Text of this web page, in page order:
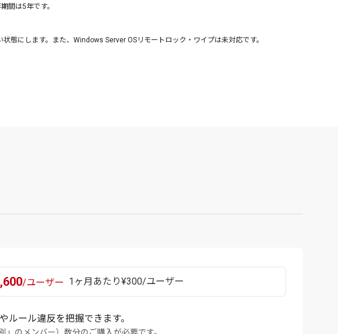
間は5年です。
にします。また、Windows Server OSリモートロック・ワイプは未対応です。
/ユーザー 1ヶ月あたり¥300/ユーザー
ール違反を把握できます。
のメンバー）数分のご購入が必要です。